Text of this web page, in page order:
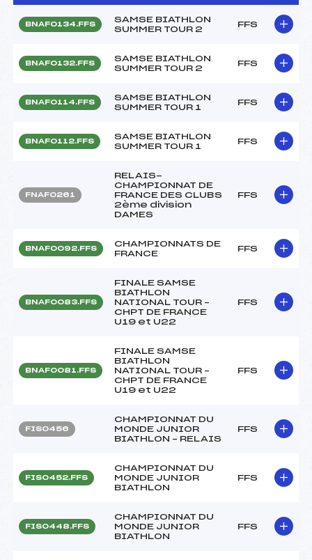
BNAF0134.FFS
SAMSE BIATHLON
SUMMER TOUR 2
FFS
BNAF0132.FFS
SAMSE BIATHLON
SUMMER TOUR 2
FFS
BNAF0114.FFS
SAMSE BIATHLON
SUMMER TOUR 1
FFS
BNAF0112.FFS
SAMSE BIATHLON
SUMMER TOUR 1
FFS
FNAF0261
RELAIS-
CHAMPIONNAT DE
FRANCE DES CLUBS
2ème division
DAMES
FFS
BNAF0092.FFS
CHAMPIONNATS DE
FRANCE
FFS
BNAF0083.FFS
FINALE SAMSE
BIATHLON
NATIONAL TOUR –
CHPT DE FRANCE
U19 et U22
FFS
BNAF0081.FFS
FINALE SAMSE
BIATHLON
NATIONAL TOUR –
CHPT DE FRANCE
U19 et U22
FFS
FIS0456
CHAMPIONNAT DU
MONDE JUNIOR
BIATHLON – RELAIS
FFS
FIS0452.FFS
CHAMPIONNAT DU
MONDE JUNIOR
BIATHLON
FFS
FIS0448.FFS
CHAMPIONNAT DU
MONDE JUNIOR
BIATHLON
FFS